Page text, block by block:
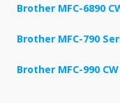
Brother MFC-6890
Brother MFC-790
Brother MFC-990 CW